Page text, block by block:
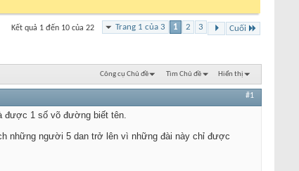
Trang 1 của 3 1 2 3 Cuối
Kết quả 1 đến 10 của 22
Công cụ Chủ đề Tìm Chủ đề Hiển thị
#1
được 1 số võ đường biết tên.
những người 5 dan trở lên vì những đài này chỉ được